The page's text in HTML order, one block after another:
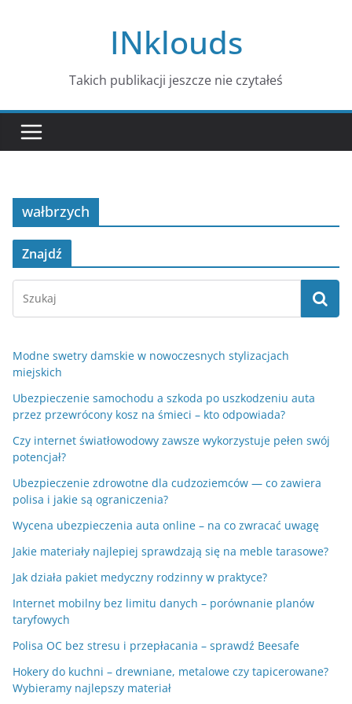
INklouds
Takich publikacji jeszcze nie czytałeś
wałbrzych
Znajdź
Modne swetry damskie w nowoczesnych stylizacjach
miejskich
Ubezpieczenie samochodu a szkoda po uszkodzeniu auta
przez przewrócony kosz na śmieci – kto odpowiada?
Czy internet światłowodowy zawsze wykorzystuje pełen swój
potencjał?
Ubezpieczenie zdrowotne dla cudzoziemców — co zawiera
polisa i jakie są ograniczenia?
Wycena ubezpieczenia auta online – na co zwracać uwagę
Jakie materiały najlepiej sprawdzają się na meble tarasowe?
Jak działa pakiet medyczny rodzinny w praktyce?
Internet mobilny bez limitu danych – porównanie planów
taryfowych
Polisa OC bez stresu i przepłacania – sprawdź Beesafe
Hokery do kuchni – drewniane, metalowe czy tapicerowane?
Wybieramy najlepszy materiał